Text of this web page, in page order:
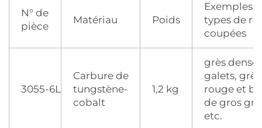
N° de
pièce
Matériau Poids
Exemples
types de
coupées
3055-6L
Carbure de
tungstène-
cobalt
1,2 kg
grès dense,
galets, grès
rouge et
de gros
etc.